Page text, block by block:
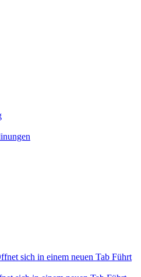
sich in einem neuen Tab Führt